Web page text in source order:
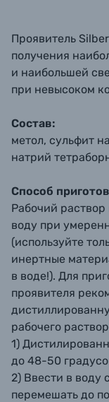
Проявитель
получения
и наибольшей
при невысоком
Состав:
метол, сульфит
натрий
Способ
Рабочий раствор
воду при
(используйте
инертные
в воде!). Для
проявителя
рабочего
1)
до 48-50
2) Ввести в
перемешать до